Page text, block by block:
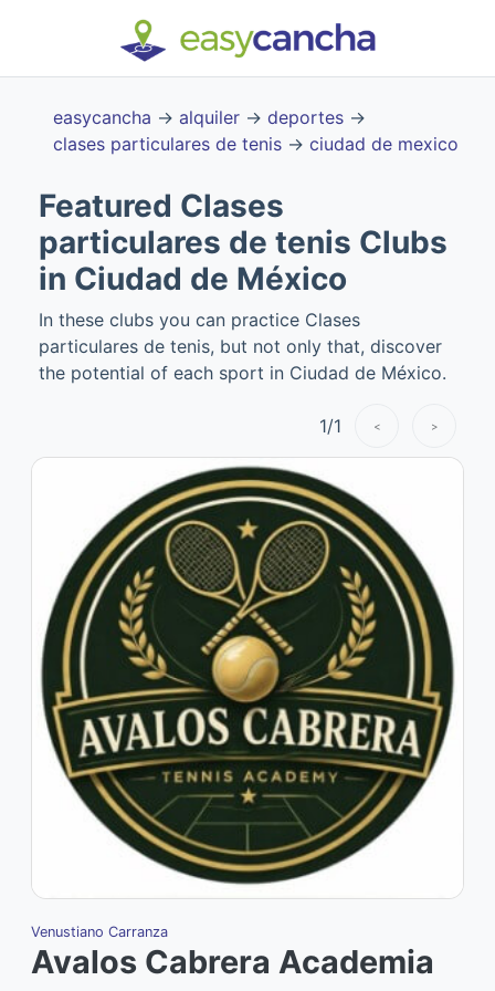
easycancha → alquiler → deportes →
clases particulares de tenis → ciudad de mexico
Venustiano Carranza
Avalos Cabrera Academia
Featured Clases
particulares de tenis Clubs
in Ciudad de México
In these clubs you can practice Clases
particulares de tenis, but not only that, discover
the potential of each sport in Ciudad de México.
1/1 < >